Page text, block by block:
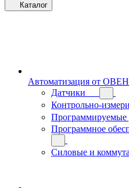
Каталог
Автоматизация от ОВЕН
Датчики
Контрольно-
Программируемые
Программное
Силовые и